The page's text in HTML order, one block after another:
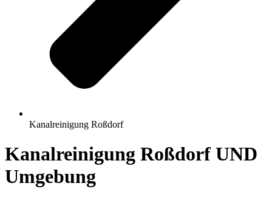
Kanalreinigung Roßdorf
Kanalreinigung Roßdorf UND
Umgebung